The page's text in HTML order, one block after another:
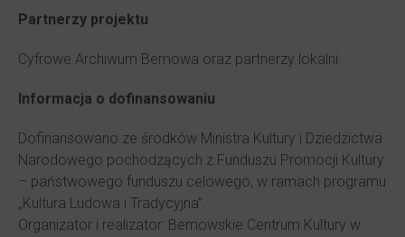
Partnerzy projektu
Cyfrowe Archiwum Bemowa oraz partnerzy lokalni.
Informacja o dofinansowaniu
Dofinansowano ze środków Ministra Kultury i Dziedzictwa
Narodowego pochodzących z Funduszu Promocji Kultury
– państwowego funduszu celowego, w ramach programu
„Kultura Ludowa i Tradycyjna”.
Organizator i realizator: Bemowskie Centrum Kultury w